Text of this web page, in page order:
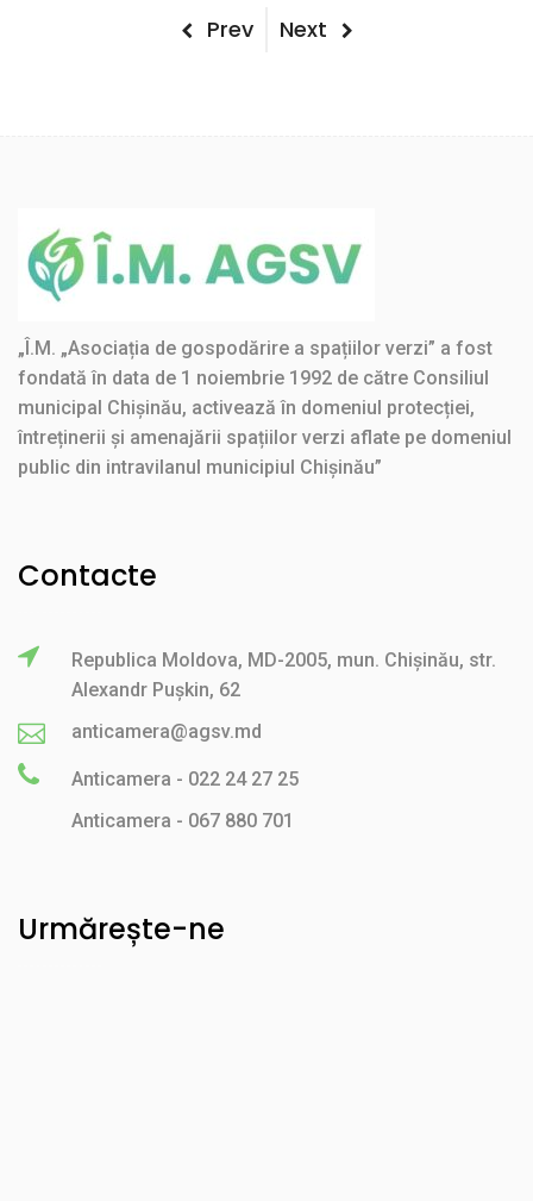
Previous
Prev
Next
Next
„Î.M. „Asociația de gospodărire a spațiilor verzi” a fost
fondată în data de 1 noiembrie 1992 de către Consiliul
municipal Chișinău, activează în domeniul protecției,
întreținerii și amenajării spațiilor verzi aflate pe domeniul
public din intravilanul municipiul Chișinău”
Contacte
Republica Moldova, MD-2005, mun. Chișinău, str.
Alexandr Pușkin, 62
anticamera@agsv.md
Anticamera - 022 24 27 25
Anticamera - 067 880 701
Urmărește-ne